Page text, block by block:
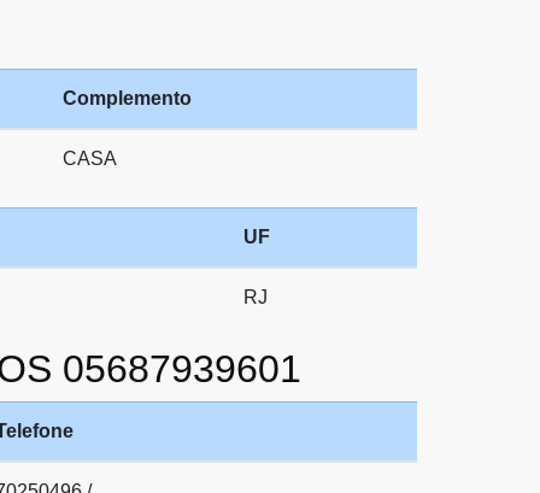
Complemento
CASA
UF
RJ
05687939601